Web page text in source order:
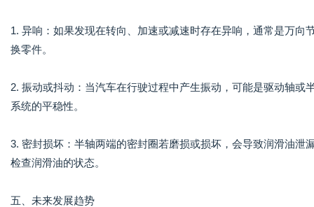
1. 异响：如果发现在转向、加速或减速时存在异响，通常是万
换零件。
2. 振动或抖动：当汽车在行驶过程中产生振动，可能是驱动轴
系统的平稳性。
3. 密封损坏：半轴两端的密封圈若磨损或损坏，会导致润滑油
检查润滑油的状态。
五、未来发展趋势